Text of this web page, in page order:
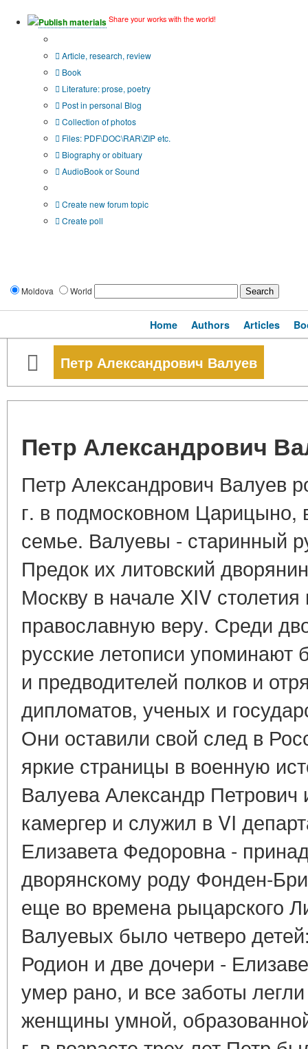
Publish materials Share your works with the world!
Article, research, review
Book
Literature: prose, poetry
Post in personal Blog
Collection of photos
Files: PDF\DOC\RAR\ZIP etc.
Biography or obituary
AudioBook or Sound
Create new forum topic
Create poll
Moldova World
Home Authors Articles
Петр Александрович Валуев
Петр Александрович
Петр Александрович Валуев
г. в подмосковном Царицыно,
семье. Валуевы - старинный
Предок их литовский
Москву в начале XIV
православную веру. Среди
русские летописи упоминают
и предводителей полков и
дипломатов, ученых и
Они оставили свой след в
яркие страницы в военную
Валуева Александр
камергер и служил в VI
Елизавета Федоровна -
дворянскому роду Фонден-
еще во времена рыцарского
Валуевых было четверо
Родион и две дочери -
умер рано, и все заботы
женщины умной,